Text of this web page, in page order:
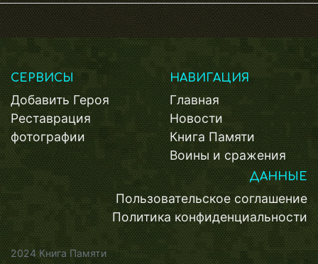
СЕРВИСЫ
Добавить Героя
Реставрация
фотографии
НАВИГАЦИЯ
Главная
Новости
Книга Памяти
Воины и сражения
ДАННЫЕ
Пользовательское соглашение
Политика конфиденциальности
2024 Книга Памяти